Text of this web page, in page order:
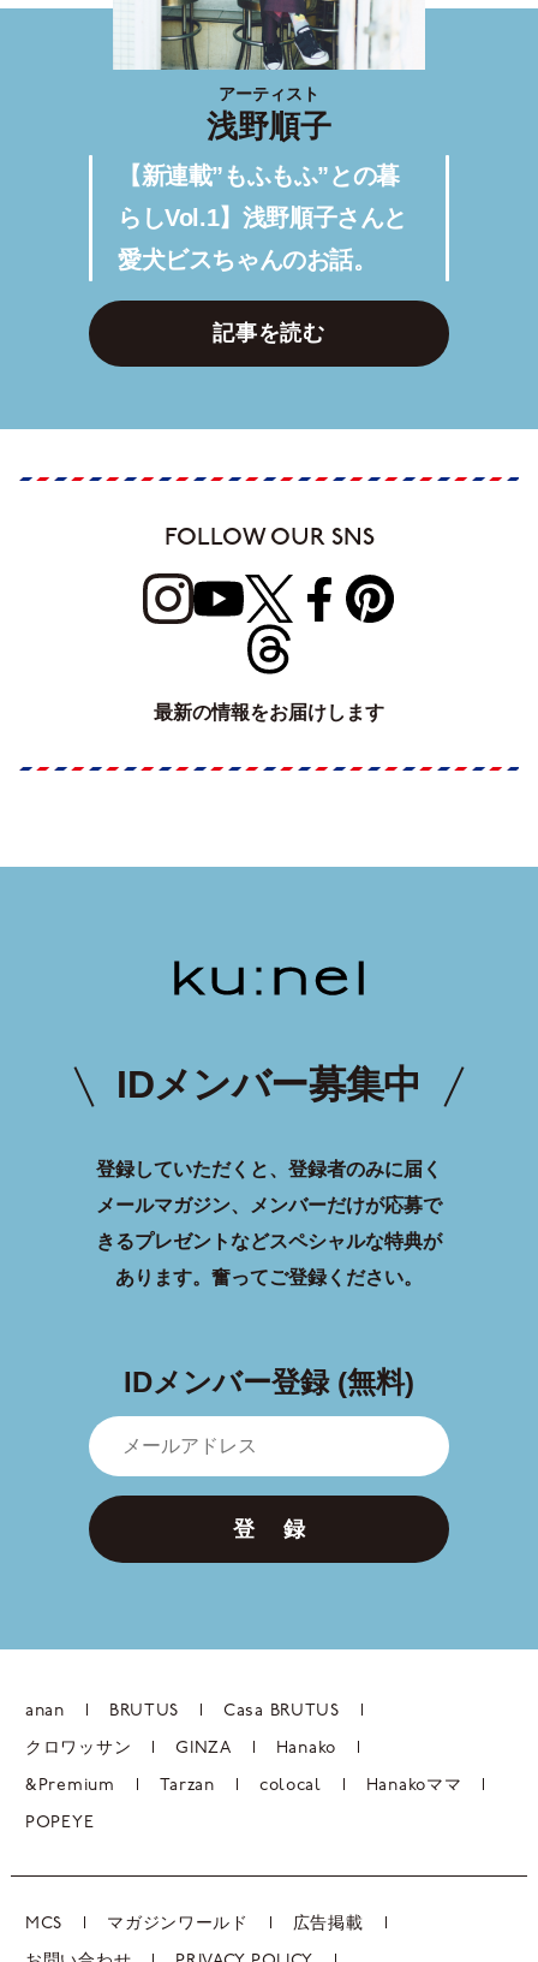
アーティスト
浅野順子
【新連載”もふもふ”との暮
らしVol.1】浅野順子さんと
愛犬ビスちゃんのお話。
記事を読む
FOLLOW OUR SNS
最新の情報をお届けします
IDメンバー募集中
登録していただくと、登録者のみに届く
メールマガジン、メンバーだけが応募で
きるプレゼントなどスペシャルな特典が
あります。 奮ってご登録ください。
IDメンバー登録 (無料)
登 録
anan BRUTUS Casa BRUTUS
クロワッサン GINZA Hanako
&Premium Tarzan colocal Hanakoママ
POPEYE
MCS マガジンワールド 広告掲載